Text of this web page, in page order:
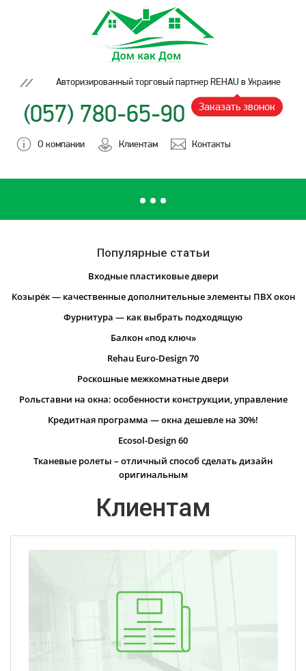
Авторизированный торговый партнер REHAU в Украине
(057) 780-65-90 Заказать звонок
О компании Клиентам Контакты
Популярные статьи
Входные пластиковые двери
Козырёк — качественные дополнительные элементы ПВХ окон
Фурнитура — как выбрать подходящую
Балкон «под ключ»
Rehau Euro-Design 70
Роскошные межкомнатные двери
Рольставни на окна: особенности конструкции, управление
Кредитная программа — окна дешевле на 30%!
Ecosol-Design 60
Тканевые ролеты – отличный способ сделать дизайн
оригинальным
Клиентам